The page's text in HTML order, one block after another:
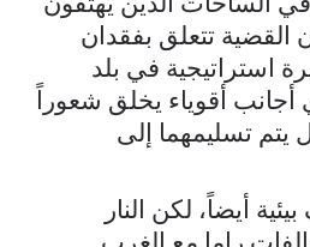
تتعلق بفقدان
استراتيجية في بلد
أجانب أقوياء يخلق شعوراً
يتم تسليمهما إلى
أيضاً، لكن النار
راما مع الغرب